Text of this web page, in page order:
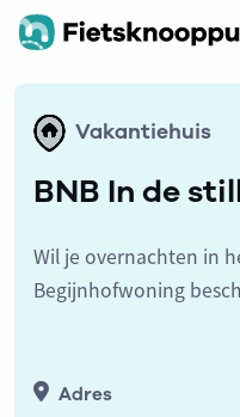
Vakantiehuis
BNB In de
Wil je overnachten in
Begijnhofwoning
Adres